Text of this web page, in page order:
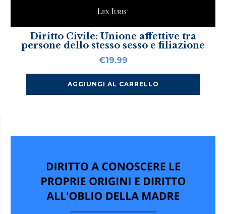
Diritto Civile: Unione affettive tra
persone dello stesso sesso e filiazione
€19.99
AGGIUNGI AL CARRELLO